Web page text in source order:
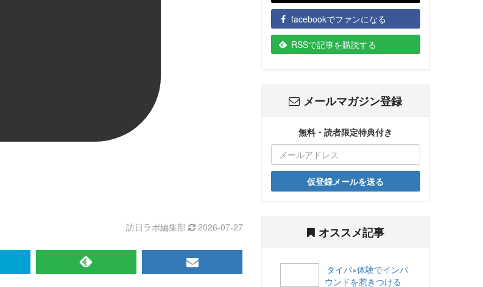
訪日ラボ編集部 2026-07-27
RSS
メ
facebookでファンになる
RSSで記事を購読する
メールマガジン登録
無料・読者限定特典付き
仮登録メールを送る
オススメ記事
タイパ×体験でインバ
ウンドを惹きつける